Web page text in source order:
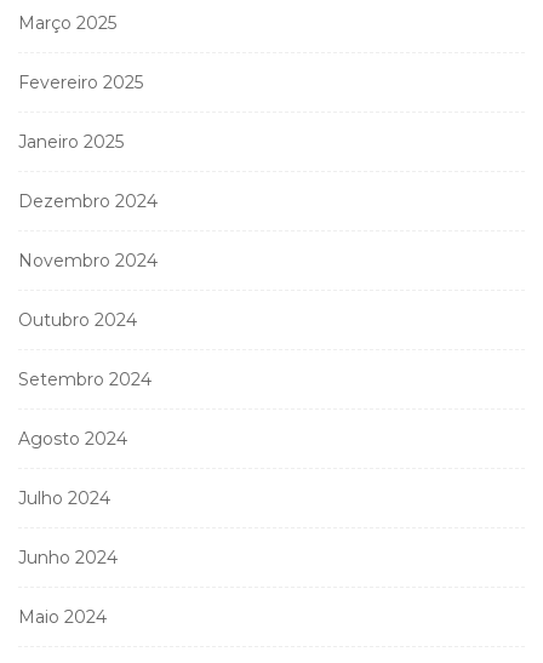
Março 2025
Fevereiro 2025
Janeiro 2025
Dezembro 2024
Novembro 2024
Outubro 2024
Setembro 2024
Agosto 2024
Julho 2024
Junho 2024
Maio 2024